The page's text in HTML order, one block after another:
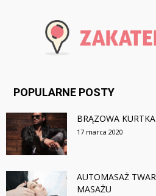
POPULARNE POSTY
BRĄZOWA
17 marca 2020
AUTOMASAŻ
MASAŻU